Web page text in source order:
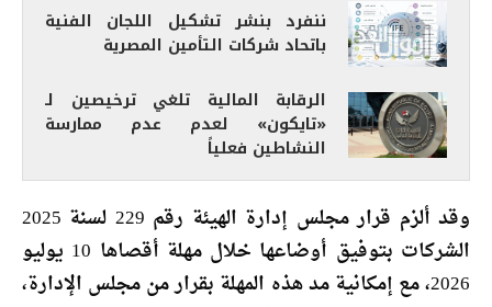
ننفرد بنشر تشكيل اللجان الفنية
باتحاد شركات التأمين المصرية
الرقابة المالية تلغي ترخيصين لـ
«تايكون» لعدم عدم ممارسة
النشاطين فعلياً
وقد ألزم قرار مجلس إدارة الهيئة رقم 229 لسنة 2025
الشركات بتوفيق أوضاعها خلال مهلة أقصاها 10 يوليو
2026، مع إمكانية مد هذه المهلة بقرار من مجلس الإدارة،